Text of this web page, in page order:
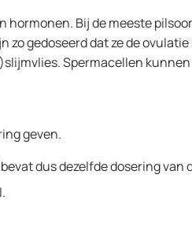
hormonen. Bij de meeste
gedoseerd dat ze de
Spermacellen
geven.
dus dezelfde dosering van